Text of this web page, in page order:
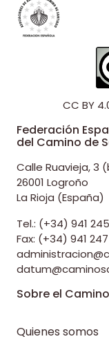
CC BY
Federación
del Camino de
Calle Ruavieja, 3
26001 Logroño
La Rioja (España)
Tel.: (+34) 941
Fax: (+34) 941
Sobre el
Quienes somos